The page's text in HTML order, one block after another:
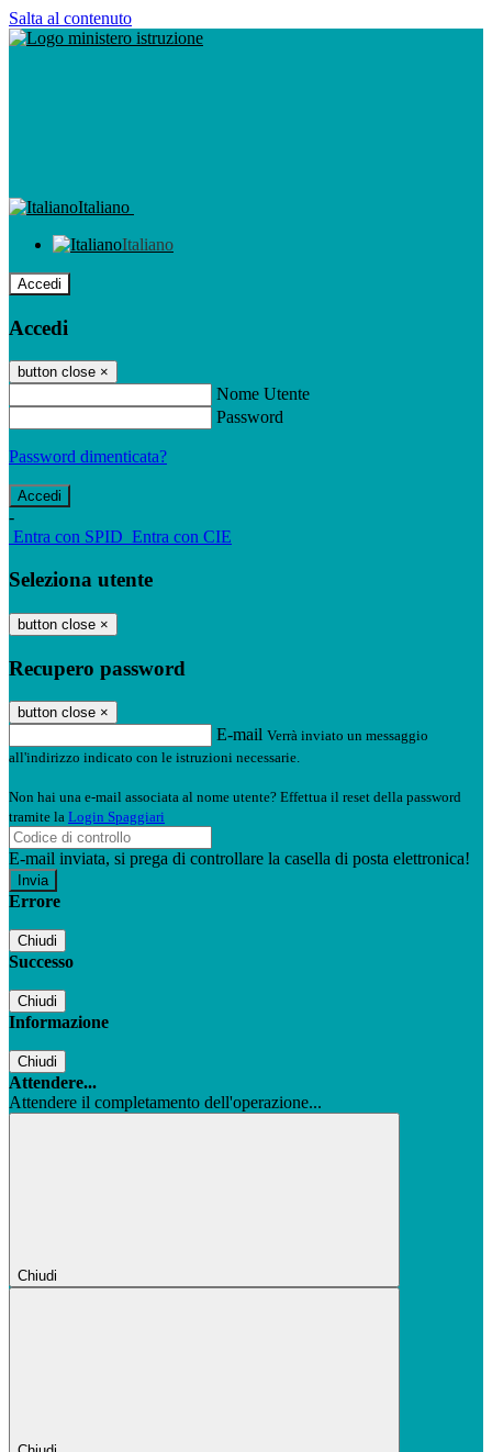
Salta al contenuto
Italiano
Italiano
Accedi
Accedi
button close ×
Nome Utente
Password
Password dimenticata?
-
Entra con SPID Entra con CIE
Seleziona utente
button close ×
Recupero password
button close ×
E-mail Verrà inviato un messaggio
all'indirizzo indicato con le istruzioni necessarie.
Non hai una e-mail associata al nome utente? Effettua il reset della password
tramite la Login Spaggiari
E-mail inviata, si prega di controllare la casella di posta elettronica!
Errore
Chiudi
Successo
Chiudi
Informazione
Chiudi
Attendere...
Attendere il completamento dell'operazione...
Chiudi